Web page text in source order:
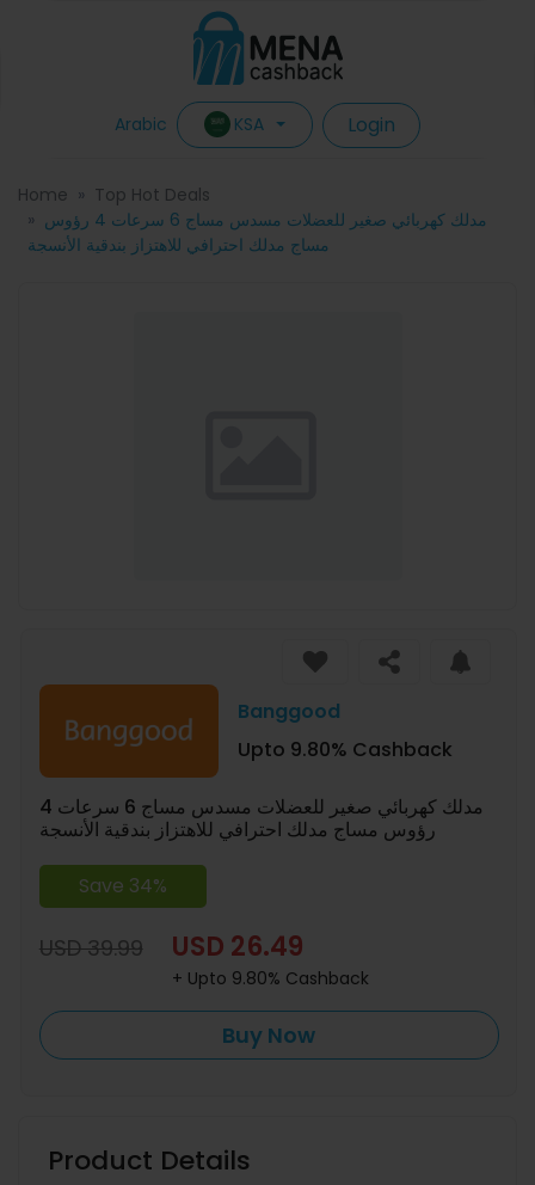
Arabic KSA Login
Home
Top Hot Deals
مدلك كهربائي صغير للعضلات مسدس مساج 6 سرعات 4 رؤوس
مساج مدلك احترافي للاهتزاز بندقية الأنسجة
Banggood
Upto 9.80% Cashback
مدلك كهربائي صغير للعضلات مسدس مساج 6 سرعات 4
رؤوس مساج مدلك احترافي للاهتزاز بندقية الأنسجة
Save 34%
USD 39.99 USD 26.49
+ Upto 9.80% Cashback
Buy Now
Product Details